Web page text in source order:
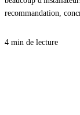
recommandation,
partenaires le lien de
4 min de lecture